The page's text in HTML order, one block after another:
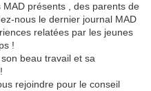
présents , des parents de
nous le dernier journal MAD
relatées par les jeunes
!
beau travail et sa
rejoindre pour le conseil